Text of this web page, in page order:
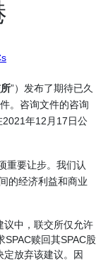
”）发布了期待已久
。咨询文件的咨询
年12月17日公
重要让步。我们认
的经济利益和商业
议中，联交所仅允许
SPAC赎回其SPAC股
放弃该建议。因